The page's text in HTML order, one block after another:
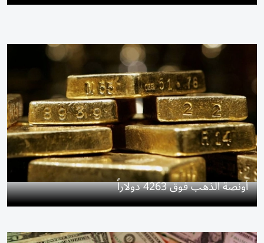
أونصة الذهب فوق 4263 دولاراً